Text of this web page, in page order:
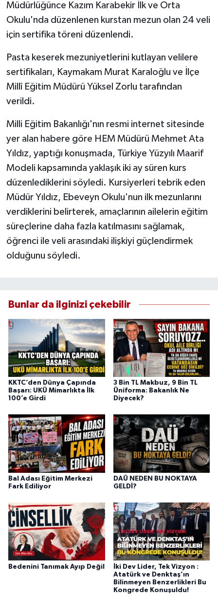
Müdürlüğünce Kazım Karabekir İlk ve Orta
Okulu'nda düzenlenen kurstan mezun olan 24 veli
için sertifika töreni düzenlendi.
Pasta keserek mezuniyetlerini kutlayan velilere
sertifikaları, Kaymakam Murat Karaloğlu ve İlçe
Millî Eğitim Müdürü Yüksel Zorlu tarafından
verildi.
Milli Eğitim Bakanlığı'nın resmi internet sitesinde
yer alan habere göre HEM Müdürü Mehmet Ata
Yıldız, yaptığı konuşmada, Türkiye Yüzyılı Maarif
Modeli kapsamında yaklaşık iki ay süren kurs
düzenlediklerini söyledi. Kursiyerleri tebrik eden
Müdür Yıldız, Ebeveyn Okulu'nun ilk mezunlarını
verdiklerini belirterek, amaçlarının ailelerin eğitim
süreçlerine daha fazla katılmasını sağlamak,
öğrenci ile veli arasındaki ilişkiyi güçlendirmek
olduğunu söyledi.
Bunlar da ilginizi çekebilir
KKTC’den Dünya Çapında
Başarı: UKÜ Mimarlıkta İlk
100’e Girdi
3 Bin TL Makbuz, 9 Bin TL
Üniforma: Bakanlık Ne
Diyecek?
Bal Adası Eğitim Merkezi
Fark Ediliyor
DAÜ NEDEN BU NOKTAYA
GELDİ?
Bedenini Tanımak Ayıp Değil
İki Dev Lider, Tek Vizyon :
Atatürk ve Denktaş’ın
Bilinmeyen Benzerlikleri Bu
Kongrede Konuşuldu!